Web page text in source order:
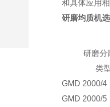
和具体应用
研磨均质机
研磨分
类
GMD 2000/4
GMD 2000/5